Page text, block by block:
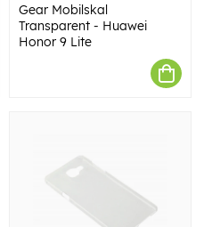
Gear Mobilskal
Transparent - Huawei
Honor 9 Lite